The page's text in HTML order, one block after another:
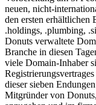
neuen, nicht-
den ersten erhältlichen
.holdings, .plumbing,
Donuts verwaltete
Branche in diesen
viele Domain-Inhaber
dieser sieben
Mitgründer von